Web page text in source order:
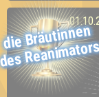
die Bräutinnen
des Reani